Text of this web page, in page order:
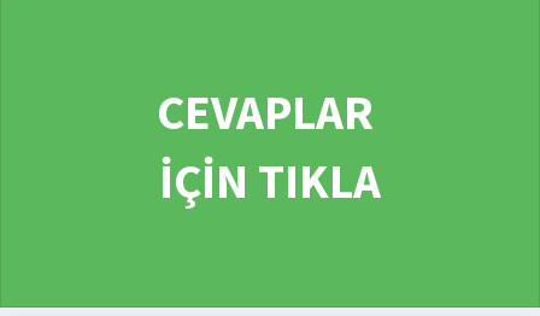
CEVAPLAR
İÇİN TIKLA